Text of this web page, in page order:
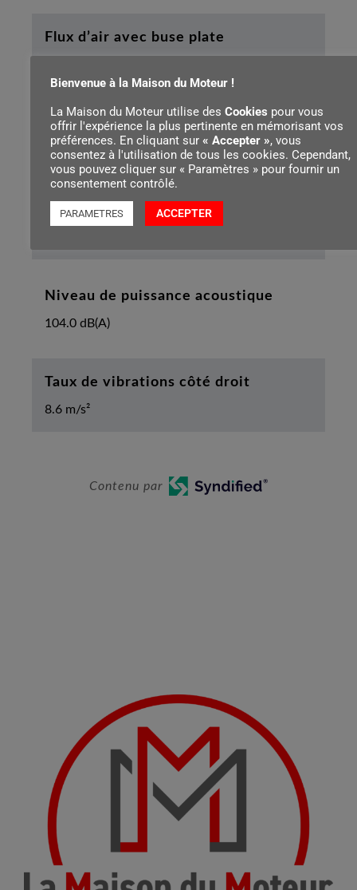
Flux d’air avec buse plate
Flux d’air avec buse ronde
700 m³/h
Niveau de pression sonore
Niveau de puissance acoustique
104.0 dB(A)
Taux de vibrations côté droit
8.6 m/s²
Contenu par
Bienvenue à la Maison du Moteur !
La Maison du Moteur utilise des Cookies pour vous
offrir l'expérience la plus pertinente en mémorisant vos
préférences. En cliquant sur « Accepter », vous
consentez à l'utilisation de tous les cookies. Cependant,
vous pouvez cliquer sur « Paramètres » pour fournir un
consentement contrôlé.
PARAMETRES ACCEPTER